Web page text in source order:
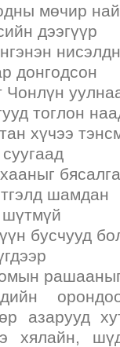
мөчир
дээгүүр
донгодсон
Чонлүн
тоглон
хүчээ
шамдан
шүтмүй
бусчууд
азарууд
хялайн,